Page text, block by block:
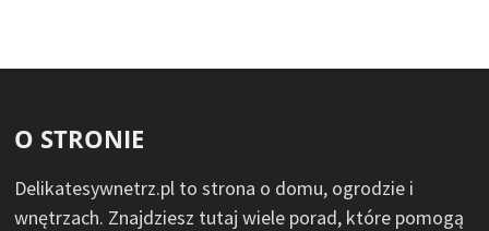
O STRONIE
Delikatesywnetrz.pl to strona o domu, ogrodzie i
wnętrzach. Znajdziesz tutaj wiele porad, które pomogą